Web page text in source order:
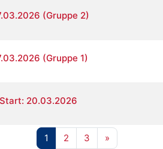
(Gruppe 2)
(Gruppe 1)
20.03.2026
1 Seite 1
2Seite 2
3Seite 3
»Nächste Seite